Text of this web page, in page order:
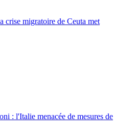
crise migratoire de Ceuta met
: l'Italie menacée de mesures de